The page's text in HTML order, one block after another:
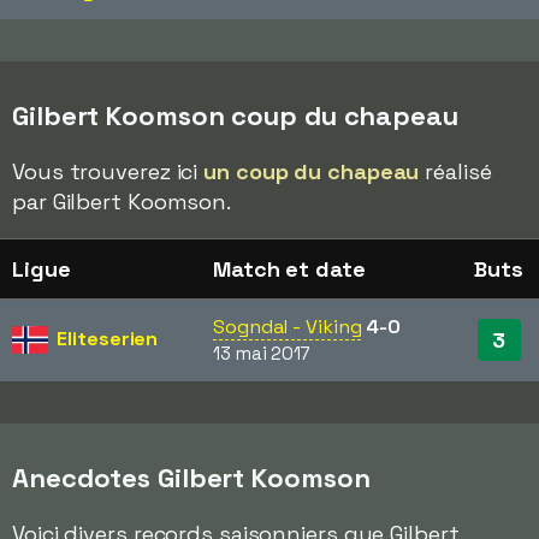
Gilbert Koomson coup du chapeau
Vous trouverez ici un coup du chapeau réalisé
par Gilbert Koomson.
Ligue Match et date Buts
Eliteserien Sogndal - Viking 4-0
13 mai 2017 3
Anecdotes Gilbert Koomson